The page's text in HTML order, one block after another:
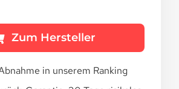
Zum Hersteller
in unserem Ranking